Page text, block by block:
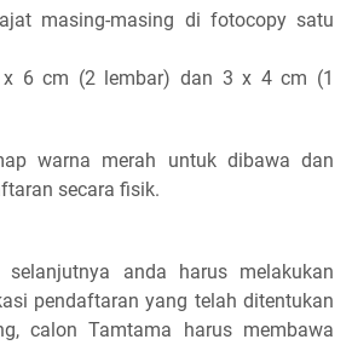
masing-masing di fotocopy satu
6 cm (2 lembar) dan 3 x 4 cm (1
warna merah untuk dibawa dan
secara fisik.
anda harus melakukan
pendaftaran yang telah ditentukan
calon Tamtama harus membawa